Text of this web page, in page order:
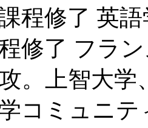
程修了 英
修了 フラ
。上智大学
コミュニ